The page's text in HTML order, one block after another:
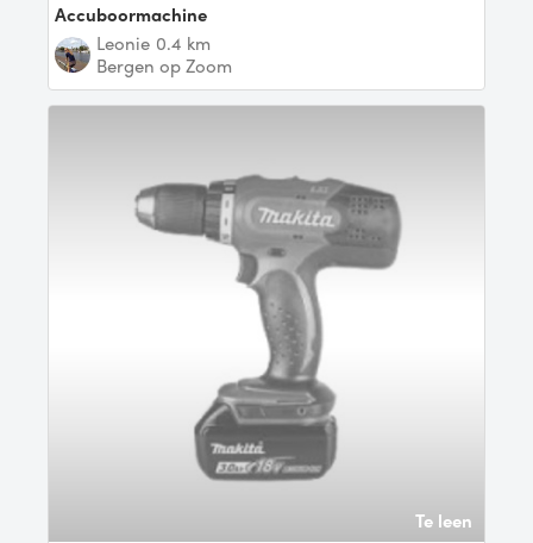
Accuboormachine
Leonie 0.4 km
Bergen op Zoom
Te leen